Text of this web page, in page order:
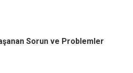
Sorun ve Problemler